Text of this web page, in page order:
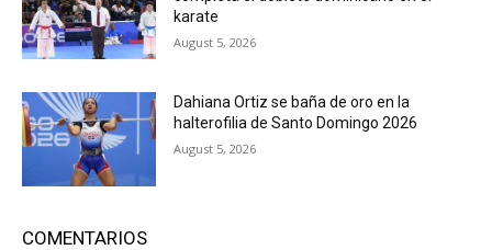
karate
August 5, 2026
Dahiana Ortiz se baña de oro en la
halterofilia de Santo Domingo 2026
August 5, 2026
COMENTARIOS